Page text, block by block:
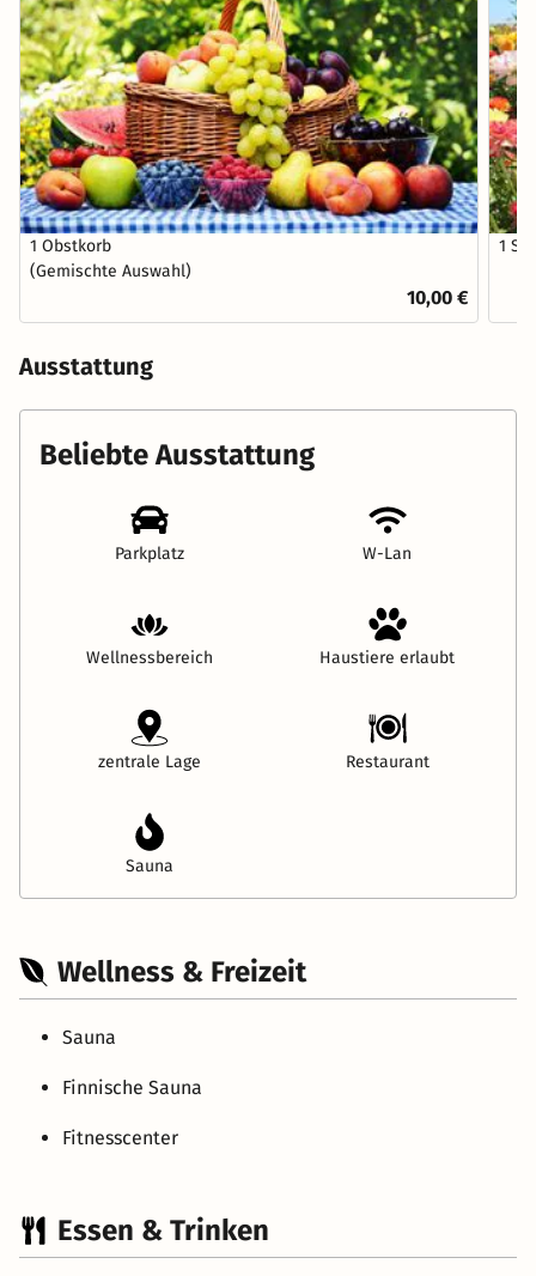
1 Obstkorb
(Gemischte Auswahl)
10,00 €
1
Ausstattung
Beliebte Ausstattung
Parkplatz W-Lan
Wellnessbereich Haustiere erlaubt
zentrale Lage Restaurant
Sauna
Wellness & Freizeit
Sauna
Finnische Sauna
Fitnesscenter
Essen & Trinken